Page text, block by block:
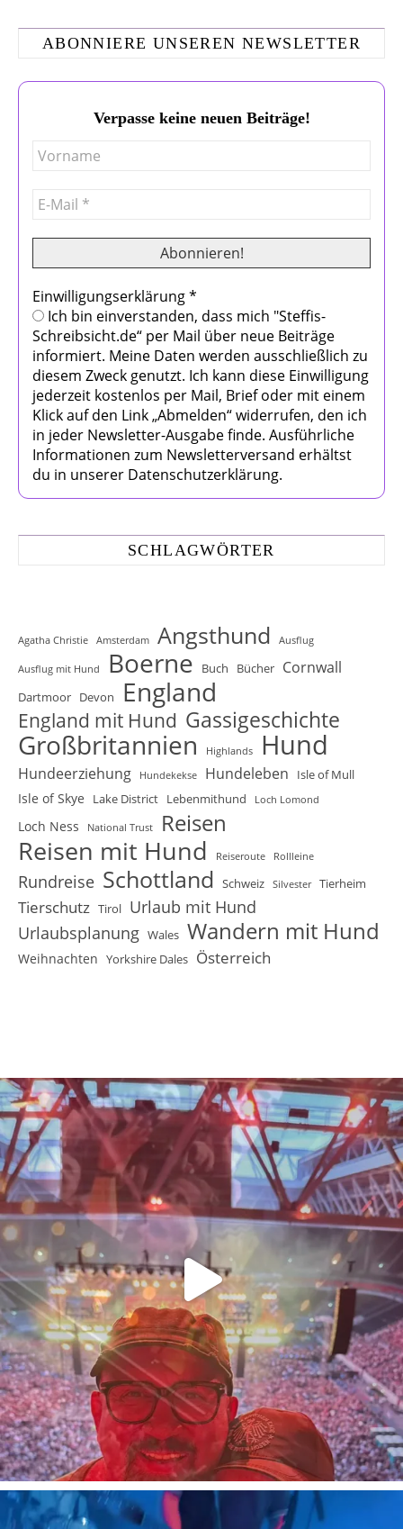
ABONNIERE UNSEREN NEWSLETTER
Verpasse keine neuen Beiträge!
Einwilligungserklärung*
Ich bin einverstanden, dass mich "Steffis-
Schreibsicht.de“ per Mail über neue Beiträge
informiert. Meine Daten werden ausschließlich zu
diesem Zweck genutzt. Ich kann diese Einwilligung
jederzeit kostenlos per Mail, Brief oder mit einem
Klick auf den Link „Abmelden“ widerrufen, den ich
in jeder Newsletter-Ausgabe finde. Ausführliche
Informationen zum Newsletterversand erhältst
du in unserer Datenschutzerklärung.
SCHLAGWÖRTER
Agatha Christie Amsterdam Angsthund Ausflug
Ausflug mit Hund Boerne Buch Bücher Cornwall
Dartmoor Devon England
England mit Hund Gassigeschichte
Großbritannien Highlands Hund
Hundeerziehung Hundekekse Hundeleben Isle of Mull
Isle of Skye Lake District Lebenmithund Loch Lomond
Loch Ness National Trust Reisen
Reisen mit Hund Reiseroute Rollleine
Rundreise Schottland Schweiz Silvester Tierheim
Tierschutz Tirol Urlaub mit Hund
Urlaubsplanung Wales Wandern mit Hund
Weihnachten Yorkshire Dales Österreich